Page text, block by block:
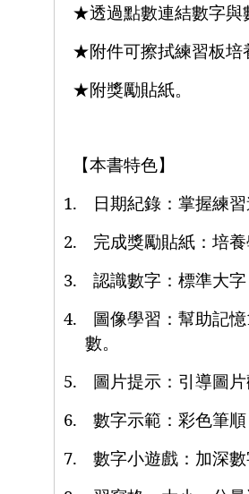
★透過點數連結數字與
★附件可擦拭練習板培
★附獎勵貼紙。
【本書特色】
1.
日期紀錄：掌握練習
2.
完成獎勵貼紙：培養
3.
認識數字：標準大字
4.
圖像學習：幫助記憶
數。
5.
圖片提示：引導圖片
6.
數字示範：彩色筆順
7.
數字小遊戲：加深數